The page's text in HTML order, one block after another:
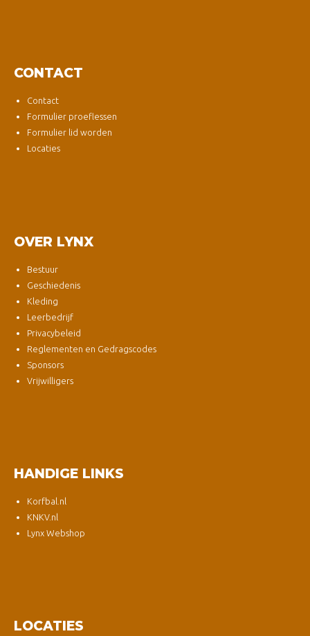
CONTACT
Contact
Formulier proeflessen
Formulier lid worden
Locaties
OVER LYNX
Bestuur
Geschiedenis
Kleding
Leerbedrijf
Privacybeleid
Reglementen en Gedragscodes
Sponsors
Vrijwilligers
HANDIGE LINKS
Korfbal.nl
KNKV.nl
Lynx Webshop
LOCATIES